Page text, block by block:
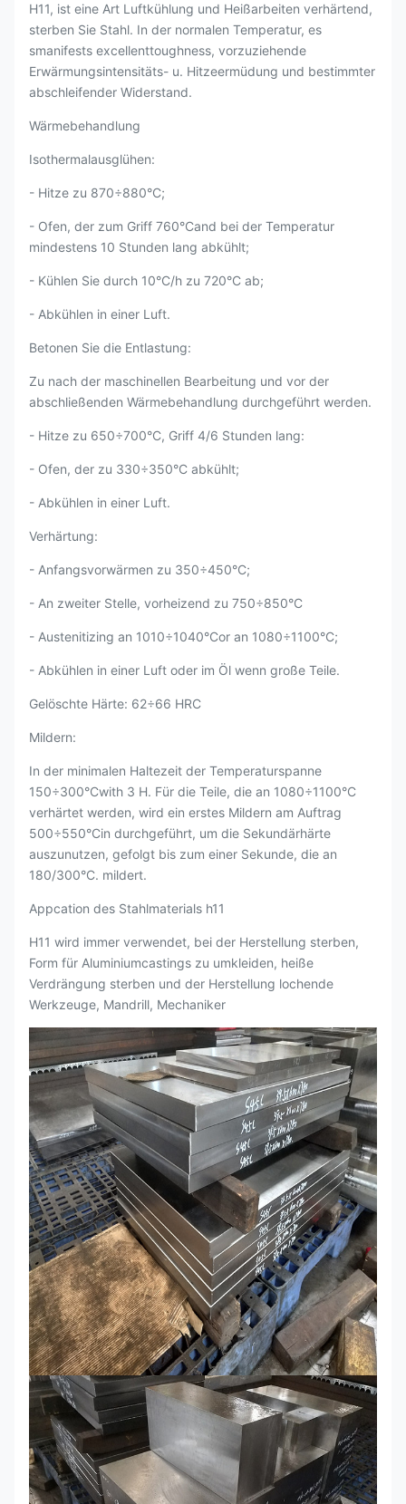
H11, ist eine Art Luftkühlung und Heißarbeiten verhärtend,
sterben Sie Stahl. In der normalen Temperatur, es
smanifests excellenttoughness, vorzuziehende
Erwärmungsintensitäts- u. Hitzeermüdung und bestimmter
abschleifender Widerstand.
Wärmebehandlung
Isothermalausglühen:
- Hitze zu 870÷880°C;
- Ofen, der zum Griff 760°Cand bei der Temperatur
mindestens 10 Stunden lang abkühlt;
- Kühlen Sie durch 10°C/h zu 720°C ab;
- Abkühlen in einer Luft.
Betonen Sie die Entlastung:
Zu nach der maschinellen Bearbeitung und vor der
abschließenden Wärmebehandlung durchgeführt werden.
- Hitze zu 650÷700°C, Griff 4/6 Stunden lang:
- Ofen, der zu 330÷350°C abkühlt;
- Abkühlen in einer Luft.
Verhärtung:
- Anfangsvorwärmen zu 350÷450°C;
- An zweiter Stelle, vorheizend zu 750÷850°C
- Austenitizing an 1010÷1040°Cor an 1080÷1100°C;
- Abkühlen in einer Luft oder im Öl wenn große Teile.
Gelöschte Härte: 62÷66 HRC
Mildern:
In der minimalen Haltezeit der Temperaturspanne
150÷300°Cwith 3 H. Für die Teile, die an 1080÷1100°C
verhärtet werden, wird ein erstes Mildern am Auftrag
500÷550°Cin durchgeführt, um die Sekundärhärte
auszunutzen, gefolgt bis zum einer Sekunde, die an
180/300°C. mildert.
Appcation des Stahlmaterials h11
H11 wird immer verwendet, bei der Herstellung sterben,
Form für Aluminiumcastings zu umkleiden, heiße
Verdrängung sterben und der Herstellung lochende
Werkzeuge, Mandrill, Mechaniker